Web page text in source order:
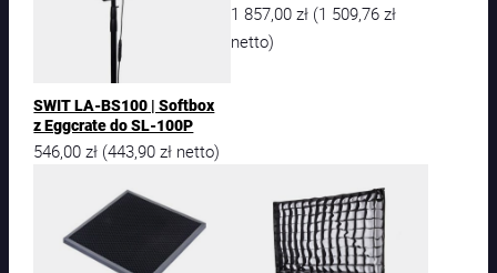
SWIT LA-BS100 | Softbox
z Eggcrate do SL-100P
546,00zł (443,90zł netto)
1 857,00 zł (1 509,76 zł
netto)